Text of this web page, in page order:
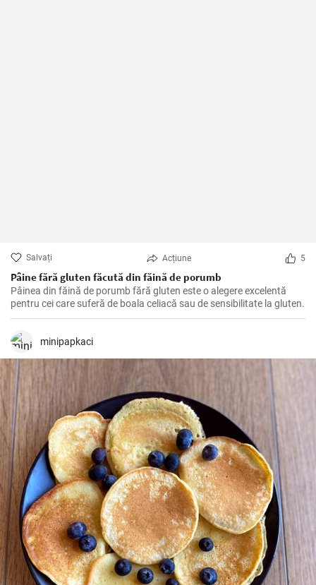
Salvați Acțiune 5
Pâine fără gluten făcută din făină de porumb
Pâinea din făină de porumb fără gluten este o alegere excelentă
pentru cei care suferă de boala celiacă sau de sensibilitate la gluten.
minipapkaci